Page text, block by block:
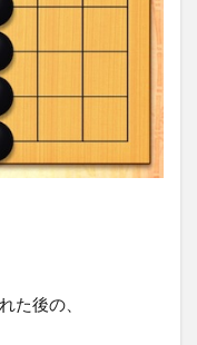
た後の、